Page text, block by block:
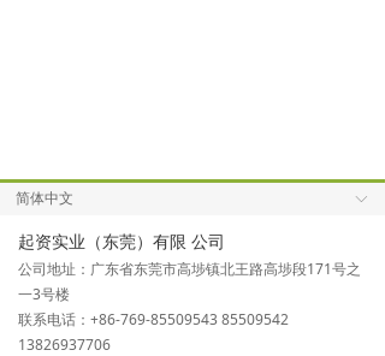
ꀅ
简体中文
起资实业（东莞）有限 公司
公司地址：广东省东莞市高埗镇北王路高埗段171号之
一3号楼
联系电话：+86-769-85509543 85509542
13826937706